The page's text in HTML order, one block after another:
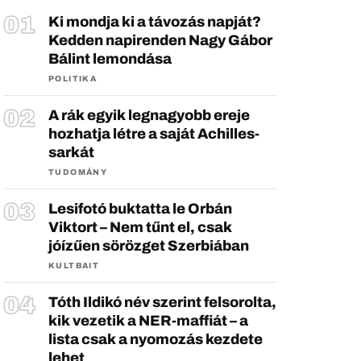
Ki mondja ki a távozás napját?
Kedden napirenden Nagy Gábor
Bálint lemondása
POLITIKA
A rák egyik legnagyobb ereje
hozhatja létre a saját Achilles-
sarkát
TUDOMÁNY
Lesifotó buktatta le Orbán
Viktort – Nem tűnt el, csak
jóízűen sörözget Szerbiában
KULTBAIT
Tóth Ildikó név szerint felsorolta,
kik vezetik a NER-maffiát – a
lista csak a nyomozás kezdete
lehet